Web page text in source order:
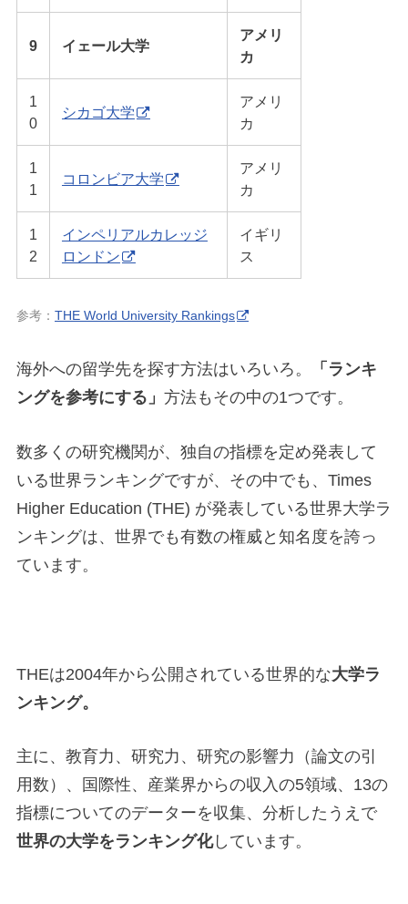
9 イェール大学
アメリ
カ
1
0
シカゴ大学
アメリ
カ
1
1
コロンビア大学
アメリ
カ
1
2
インペリアルカレッジ
ロンドン
イギリ
ス
参考： THE World University Rankings
海外への留学先を探す方法はいろいろ。
「ランキ
ングを参考にする」 方法もその中の1つです。
数多くの研究機関が、独自の指標を定め発表して
いる世界ランキングですが、その中でも、Times
Higher Education (THE) が発表している世界大学ラ
ンキングは、世界でも有数の権威と知名度を誇っ
ています。
THEは2004年から公開されている世界的な大学ラ
ンキング。
主に、教育力、研究力、研究の影響力（論文の引
用数）、国際性、産業界からの収入の5領域、13の
指標についてのデーターを収集、分析したうえで
世界の大学をランキング化しています。